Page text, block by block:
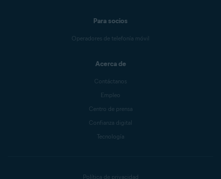
Para socios
Operadores de telefonía móvil
Acerca de
Contáctanos
Empleo
Centro de prensa
Confianza digital
Tecnología
Política de privacidad